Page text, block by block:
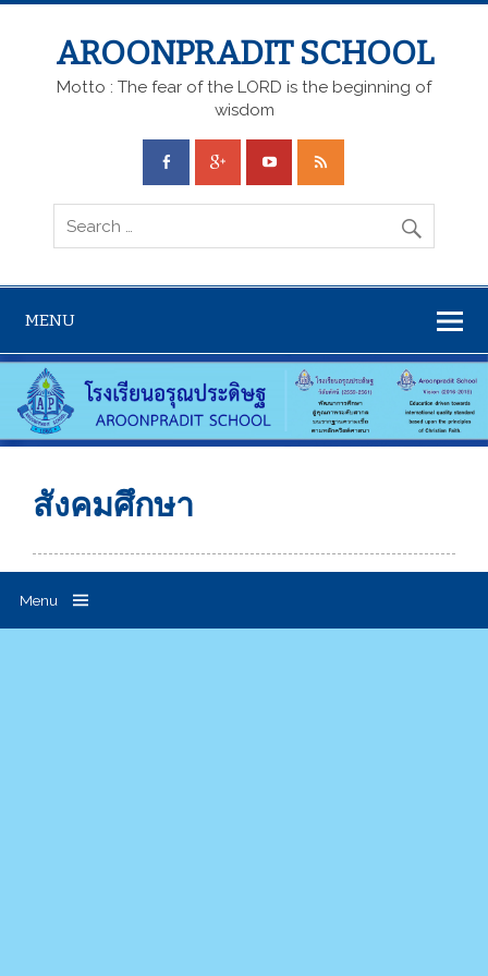
AROONPRADIT SCHOOL
Motto : The fear of the LORD is the beginning of
wisdom
MENU
สังคมศึกษา
Menu